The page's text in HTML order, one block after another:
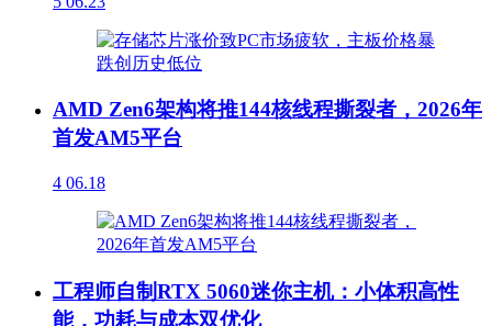
AMD Zen6架构将推144核线程撕裂者，2026年
首发AM5平台
4 06.18
工程师自制RTX 5060迷你主机：小体积高性
能，功耗与成本双优化